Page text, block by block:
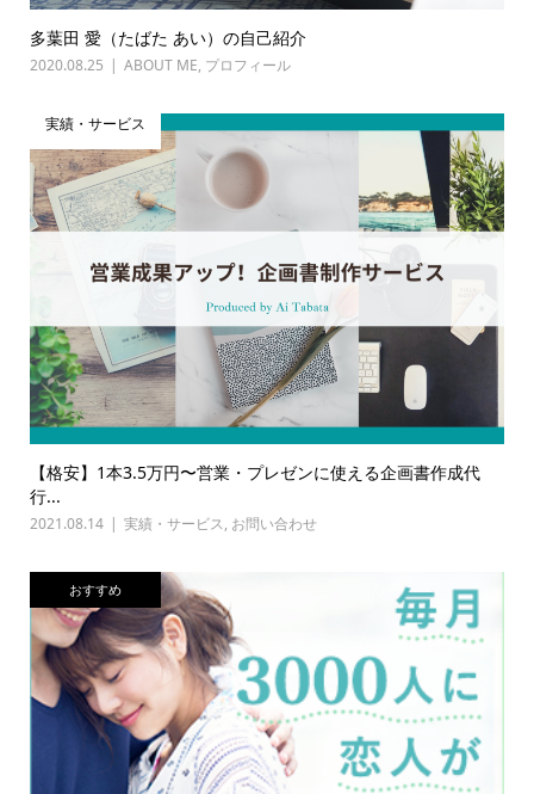
多葉田 愛（たばた あい）の自己紹介
2020.08.25 ABOUT ME, プロフィール
実績・サービス
【格安】1本3.5万円〜営業・プレゼンに使える企画書作成代
行...
2021.08.14 実績・サービス, お問い合わせ
おすすめ